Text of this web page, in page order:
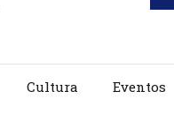
Cultura Eventos